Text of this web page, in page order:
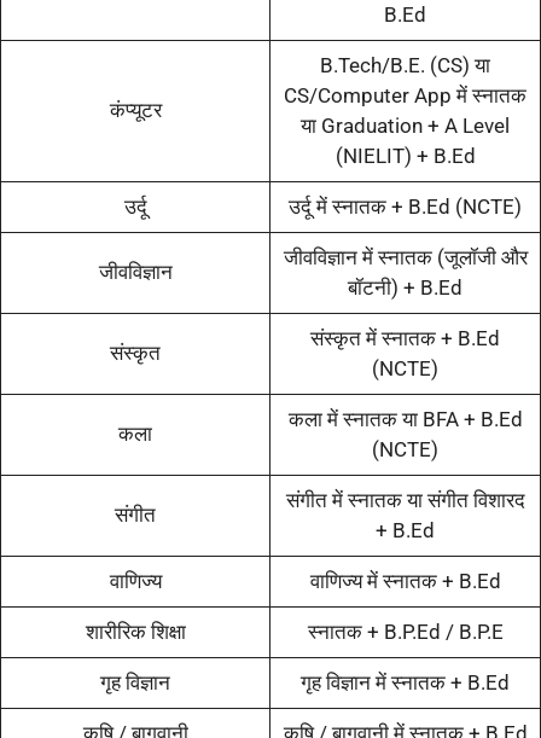
B.Ed
कंप्यूटर
B.Tech/B.E. (CS) या
CS/Computer App में स्नातक
या Graduation + A Level
(NIELIT) + B.Ed
उर्दू उर्दू में स्नातक + B.Ed (NCTE)
जीवविज्ञान
जीवविज्ञान में स्नातक (जूलॉजी और
बॉटनी) + B.Ed
संस्कृत
संस्कृत में स्नातक + B.Ed
(NCTE)
कला
कला में स्नातक या BFA + B.Ed
(NCTE)
संगीत
संगीत में स्नातक या संगीत विशारद
+ B.Ed
वाणिज्य वाणिज्य में स्नातक + B.Ed
शारीरिक शिक्षा स्नातक + B.P.Ed / B.P.E
गृह विज्ञान गृह विज्ञान में स्नातक + B.Ed
कृषि / बागवानी कृषि / बागवानी में स्नातक + B.Ed